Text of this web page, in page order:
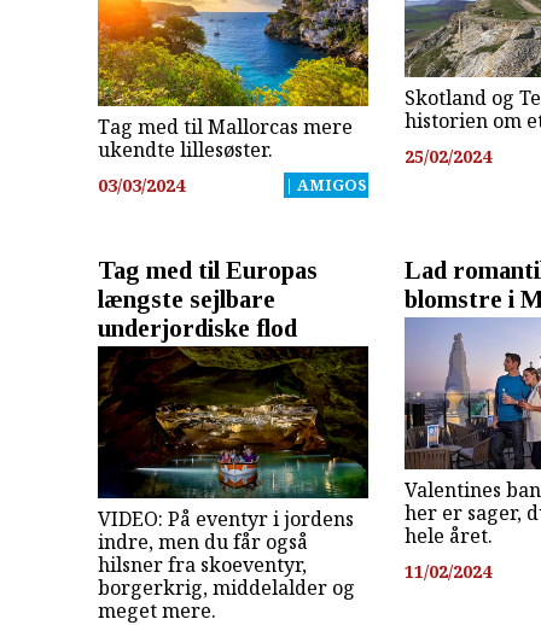
Tag med til Mallorcas mere
ukendte lillesøster.
03/03/2024 | AMIGOS
Skotland og
historien om
25/02/2024
Tag med til Europas
længste sejlbare
underjordiske flod
VIDEO: På eventyr i jordens
indre, men du får også
hilsner fra skoeventyr,
borgerkrig, middelalder og
meget mere.
Lad
blomstre i
Valentines
her er sager,
hele året.
11/02/2024